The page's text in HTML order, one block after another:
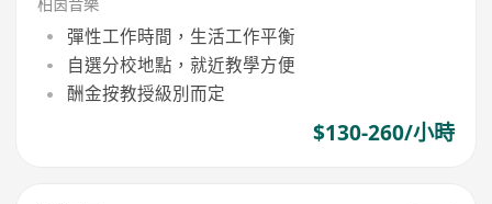
柏茵音樂
彈性工作時間，生活工作平衡
自選分校地點，就近教學方便
酬金按教授級別而定
$130-260/小時